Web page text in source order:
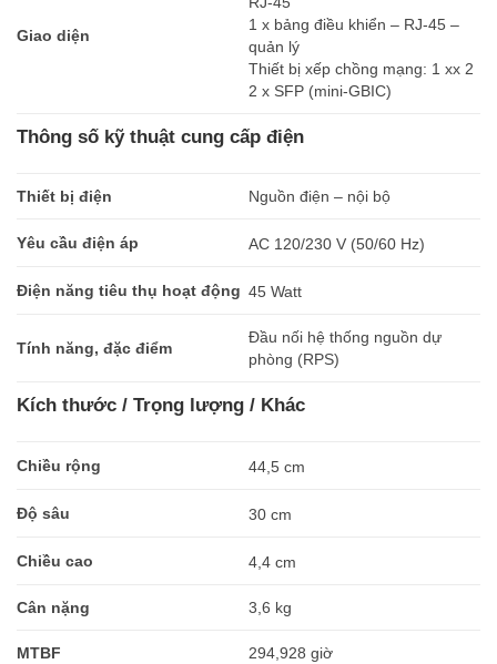
Giao diện
1 x bảng điều khiển – RJ-45 –
quản lý
Thiết bị xếp chồng mạng: 1 xx 2
2 x SFP (mini-GBIC)
Thông số kỹ thuật cung cấp điện
Thiết bị điện Nguồn điện – nội bộ
Yêu cầu điện áp AC 120/230 V (50/60 Hz)
Điện năng tiêu thụ hoạt động 45 Watt
Tính năng, đặc điểm
Đầu nối hệ thống nguồn dự
phòng (RPS)
Kích thước / Trọng lượng / Khác
Chiều rộng 44,5 cm
Độ sâu 30 cm
Chiều cao 4,4 cm
Cân nặng 3,6 kg
MTBF 294,928 giờ